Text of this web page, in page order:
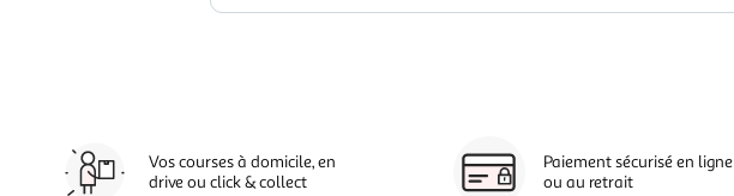
Vos courses à domicile, en
drive ou click & collect
Paiement sécurisé en ligne
ou au retrait